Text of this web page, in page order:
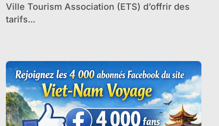
Ville Tourism Association (ETS) d’offrir des
tarifs...